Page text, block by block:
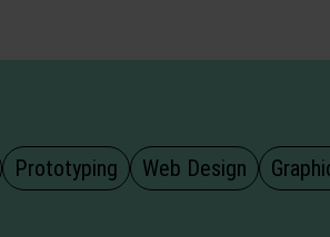
Prototyping Web Design